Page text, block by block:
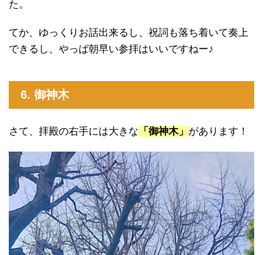
た。
てか、ゆっくりお話出来るし、祝詞も落ち着いて奏上
できるし、やっぱ朝早い参拝はいいですねー♪
6. 御神木
さて、拝殿の右手には大きな 「御神木」 があります！